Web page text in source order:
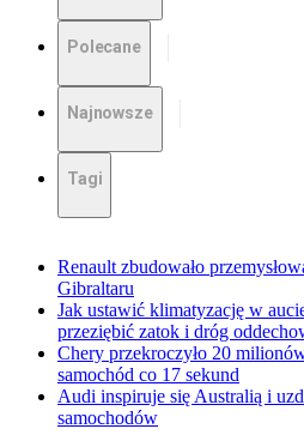
Polecane
Najnowsze
Tagi
Renault zbudowało
Gibraltaru
Jak ustawić klimatyzację w
przeziębić zatok i dróg
Chery przekroczyło 20
samochód co 17 sekund
Audi inspiruje się Australią i
samochodów